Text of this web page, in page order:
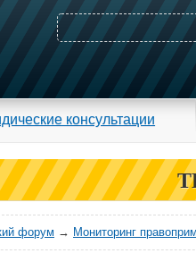
консультации
форум → Мониторинг